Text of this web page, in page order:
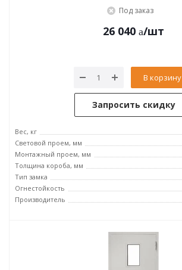
Под заказ
26 040 /шт
В корзину
Запросить скидку
Вес, кг
Световой проем, мм
Монтажный проем, мм
Толщина короба, мм
Тип замка
Огнестойкость
Производитель